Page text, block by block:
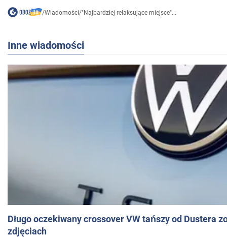
/Wiadomości/"Najbardziej relaksujące miejsce"...
Inne wiadomości
Długo oczekiwany crossover VW tańszy od Dustera
zdjęciach